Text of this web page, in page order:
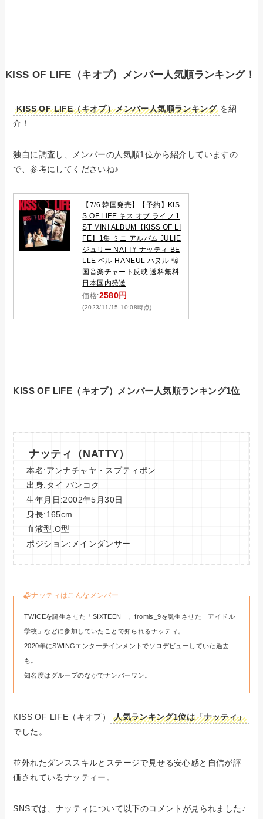
KISS OF LIFE（キオプ）メンバー人気順ランキング！
KISS OF LIFE（キオプ）メンバー人気順ランキング を紹
介！
独自に調査し、メンバーの人気順1位から紹介していますの
で、参考にしてくださいね♪
【7/6 韓国発売】【予約】KIS
S OF LIFE キス オブ ライフ 1
ST MINI ALBUM【KISS OF LI
FE】1集 ミニ アルバム JULIE
ジュリー NATTY ナッティ BE
LLE ベル HANEUL ハヌル 韓
国音楽チャート反映 送料無料
日本国内発送
価格:2580円
(2023/11/15 10:08時点)
KISS OF LIFE（キオプ）メンバー人気順ランキング1位
ナッティ（NATTY）
本名:アンナチャヤ・スプティポン
出身:タイ バンコク
生年月日:2002年5月30日
身長:165cm
血液型:O型
ポジション:メインダンサー
ナッティはこんなメンバー
TWICEを誕生させた「SIXTEEN」、fromis_9を誕生させた「アイドル
学校」などに参加していたことで知られるナッティ。
2020年にSWINGエンターテインメントでソロデビューしていた過去
も。
知名度はグループのなかでナンバーワン。
KISS OF LIFE（キオプ）
人気ランキング1位は「ナッティ」
でした。
並外れたダンススキルとステージで見せる安心感と自信が評
価されているナッティー。
SNSでは、ナッティについて以下のコメントが見られました♪